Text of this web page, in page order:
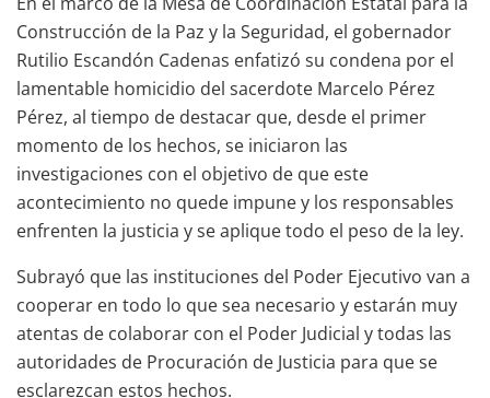
Construcción de la Paz y la Seguridad, el gobernador
Rutilio Escandón Cadenas enfatizó su condena por el
lamentable homicidio del sacerdote Marcelo Pérez
Pérez, al tiempo de destacar que, desde el primer
momento de los hechos, se iniciaron las
investigaciones con el objetivo de que este
acontecimiento no quede impune y los responsables
enfrenten la justicia y se aplique todo el peso de la ley.
Subrayó que las instituciones del Poder Ejecutivo van a
cooperar en todo lo que sea necesario y estarán muy
atentas de colaborar con el Poder Judicial y todas las
autoridades de Procuración de Justicia para que se
esclarezcan estos hechos.